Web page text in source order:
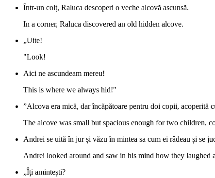
Într-un colț, Raluca descoperi o veche alcovă ascunsă.
In a corner, Raluca discovered an old hidden alcove.
„Uite!
"Look!
Aici ne ascundeam mereu!
This is where we always hid!"
”Alcova era mică, dar încăpătoare pentru doi copii, acoperită
The alcove was small but spacious enough for two children,
Andrei se uită în jur și văzu în mintea sa cum ei râdeau și se
Andrei looked around and saw in his mind how they laughed
„Îți amintești?